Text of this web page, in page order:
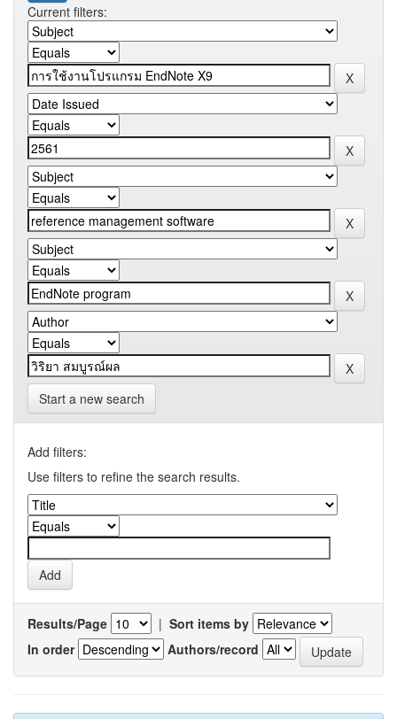
Current filters:
Start a new search
Add filters:
Use filters to refine the search results.
Results/Page | Sort items by
In order
Authors/record